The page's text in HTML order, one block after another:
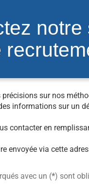
notre
précisions sur nos
informations sur un
contacter en
envoyée via cette
avec un (*) sont